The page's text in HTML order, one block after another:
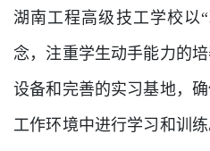
湖南工程高级技工学校以
念，注重学生动手能力的
设备和完善的实习基地，
工作环境中进行学习和训